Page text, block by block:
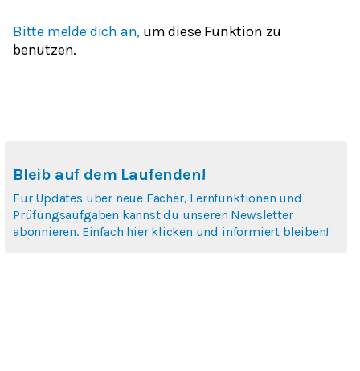
Bitte melde dich an, um diese Funktion zu
benutzen.
Bleib auf dem Laufenden!
Für Updates über neue Fächer, Lernfunktionen und
Prüfungsaufgaben kannst du unseren Newsletter
abonnieren. Einfach hier klicken und informiert bleiben!